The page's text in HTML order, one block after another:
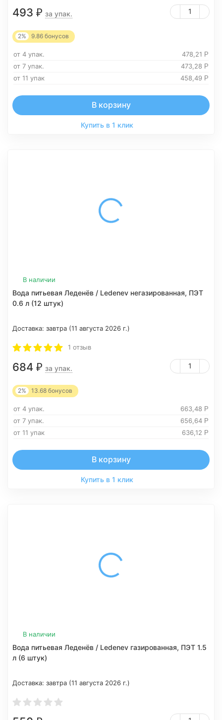
493 ₽ за упак.
2% 9.86 бонусов
от 4 упак. 478,21 Р
от 7 упак. 473,28 Р
от 11 упак 458,49 Р
В корзину
Купить в 1 клик
В наличии
Вода питьевая Леденёв / Ledenev негазированная, ПЭТ
0.6 л (12 штук)
Доставка: завтра (11 августа 2026 г.)
1 отзыв
684 ₽ за упак.
2% 13.68 бонусов
от 4 упак. 663,48 Р
от 7 упак. 656,64 Р
от 11 упак 636,12 Р
В корзину
Купить в 1 клик
В наличии
Вода питьевая Леденёв / Ledenev газированная, ПЭТ 1.5
л (6 штук)
Доставка: завтра (11 августа 2026 г.)